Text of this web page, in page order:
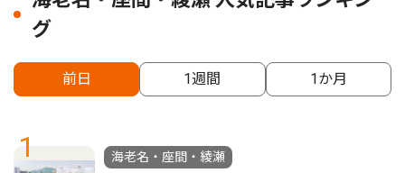
グ
前日 1週間 1か月
1
海老名・座間・綾瀬